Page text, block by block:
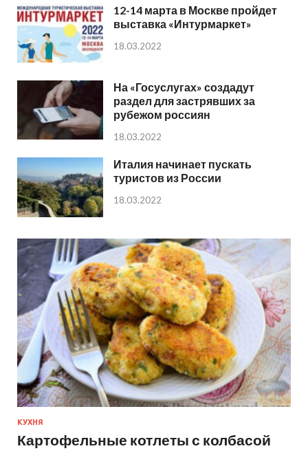
12-14 марта в Москве пройдет
выставка «Интурмаркет»
18.03.2022
На «Госуслугах» создадут
раздел для застрявших за
рубежом россиян
18.03.2022
Италия начинает пускать
туристов из России
18.03.2022
КУХНЯ
Картофельные котлеты с колбасой